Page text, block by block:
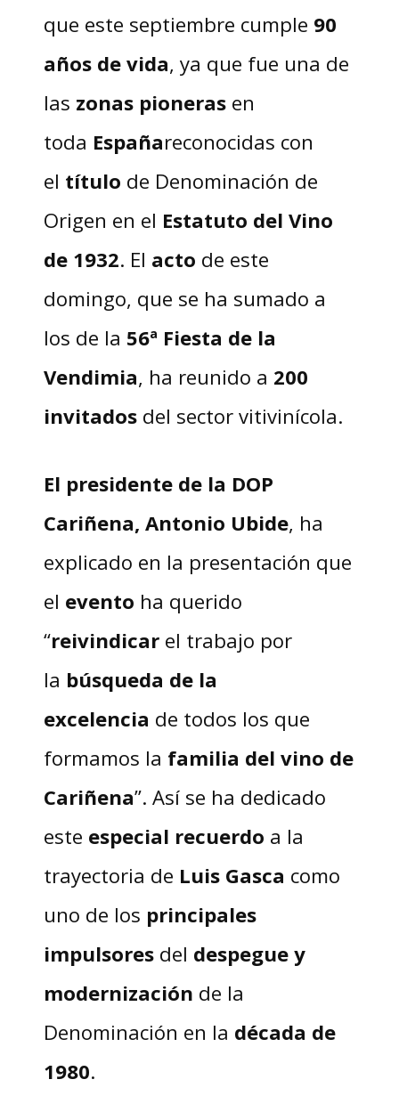
que este septiembre cumple 90
años de vida, ya que fue una de
las zonas pionerasen
toda Españareconocidas con
el título de Denominación de
Origen en el Estatuto del Vino
de 1932. El acto de este
domingo, que se ha sumado a
los de la 56ª Fiesta de la
Vendimia, ha reunido a 200
invitadosdel sector vitivinícola.
El presidente de la DOP
Cariñena, Antonio Ubide, ha
explicado en la presentación que
el evento ha querido
“reivindicarel trabajo por
la búsqueda de la
excelencia de todos los que
formamos la familia del vino de
Cariñena”. Así se ha dedicado
este especial recuerdo a la
trayectoria de Luis Gasca como
uno de los principales
impulsoresdel despegue y
modernización de la
Denominación en la década de
1980.